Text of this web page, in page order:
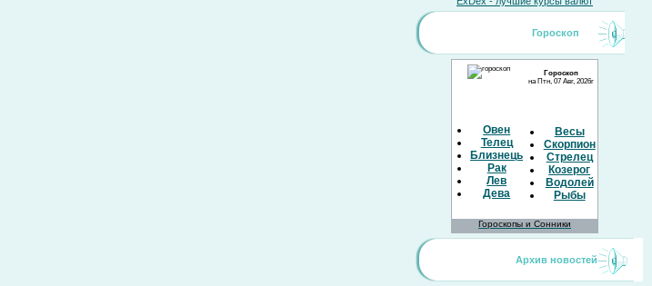
Гороскоп
Гороскоп
на Птн, 07 Авг, 2026г
Овен
Телец
Близнецы
Рак
Лев
Дева
Весы
Скорпион
Стрелец
Козерог
Водолей
Рыбы
Гороскопы и Сонники
Архив новостей